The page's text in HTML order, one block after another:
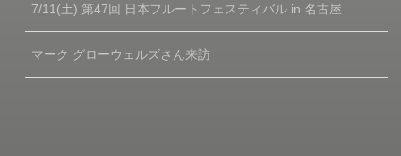
7/11(土) 第47回 日本フルートフェスティバル in 名古屋
マーク グローウェルズさん来訪